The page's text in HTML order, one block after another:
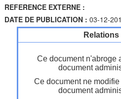
REFERENCE EXTERNE :
DATE DE PUBLICATION : 03-12-
Ce document n'abroge
document
Ce document ne
document